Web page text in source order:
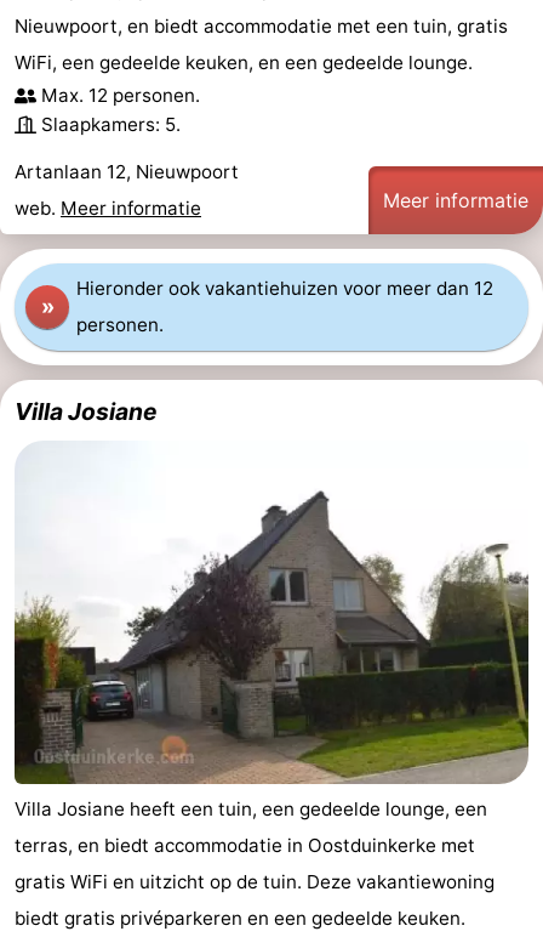
Fietsen
-
Paardrijden
-
Golfbanen
-
Surfen
Eten
en
drinken
Jachthaven
Evenementen
Route
-
Parkeren
Kusttram
Reisboekenwinkel
Nieuws
adressen
Regio
Nieuwpoort, en biedt accommodatie met een tuin, gratis
WiFi, een gedeelde keuken, en een gedeelde lounge.
Max. 12 personen.
Slaapkamers: 5.
Artanlaan 12, Nieuwpoort
web. Meer informatie Meer informatie
»
Hieronder ook vakantiehuizen voor meer dan 12
personen.
Villa Josiane
Villa Josiane heeft een tuin, een gedeelde lounge, een
terras, en biedt accommodatie in Oostduinkerke met
gratis WiFi en uitzicht op de tuin. Deze vakantiewoning
biedt gratis privéparkeren en een gedeelde keuken.